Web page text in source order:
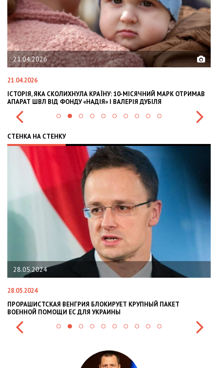
21.04.2026
21.04.2026
ІСТОРІЯ, ЯКА СКОЛИХНУЛА КРАЇНУ: 10-МІСЯЧНИЙ МАРК ОТРИМАВ
АПАРАТ ШВЛ ВІД ФОНДУ «НАДІЯ» І ВАЛЕРІЯ ДУБІЛЯ
СТЕНКА НА СТЕНКУ
28.05.2024
28.05.2024
ПРОРАШИСТСКАЯ ВЕНГРИЯ БЛОКИРУЕТ КРУПНЫЙ ПАКЕТ
ВОЕННОЙ ПОМОЩИ ЕС ДЛЯ УКРАИНЫ